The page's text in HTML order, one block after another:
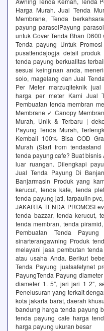
Harga Murah. Jual Tenda
Membrane, Tenda
payung parasolPayung
untuk Cover Tenda Bhan
Tenda payung Untuk
pusattendajogja detail
tenda payung berkualitas
sesuai keinginan anda,
solo, magelang dan Jual
Per Meter marzuqiteknik
harga per meter Kami Jual
Pembuatan tenda membran
Membrane ✓ Canopy
Murah, Unik & Terbaru |
Payung Tenda Murah,
Kembali 100% Bisa COD
Murah (Start from
tenda payung cafe? Buat
luar ruangan. Dilengkapi
Jual Tenda Payung Di
Banjarmasin Produk yang
kerucut, tenda kafe, tenda
tenda payung jati, tarpaulin
JAKARTA TENDA PROMOSI
tenda bazzar, tenda kerucut,
tenda membran, tenda
Pembuatan Tenda
sinarterangawning Produk
melayani jasa pembutan
atau usaha Anda. Berikut
Tenda Payung jualsafetynet
PayungTenda Payung
diameter 1. 5", jari jari 1 2",
Penelusuran yang terkait
kota jakarta barat, daerah
bandung harga tenda payung
tenda payung cafe harga
harga payung ukuran besar